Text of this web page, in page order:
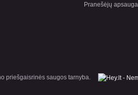
Pranešėjų apsauga
priešgaisrinės saugos tarnyba.